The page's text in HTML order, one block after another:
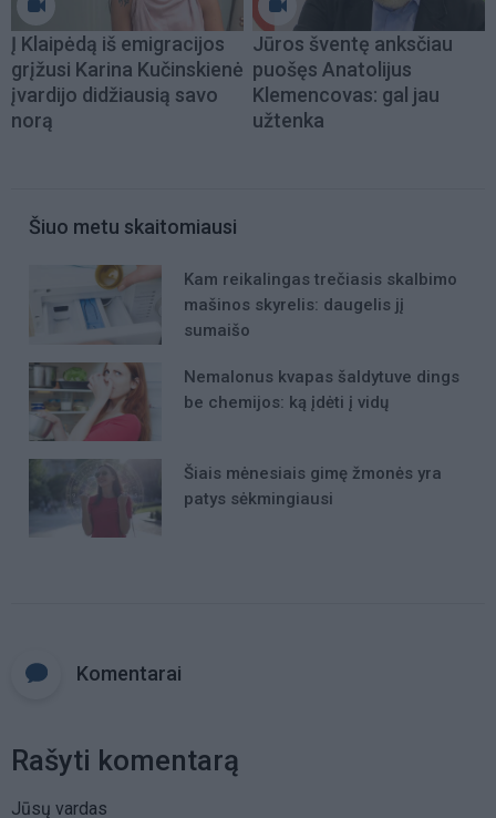
Į Klaipėdą iš emigracijos
grįžusi Karina Kučinskienė
įvardijo didžiausią savo
norą
Jūros šventę anksčiau
puošęs Anatolijus
Klemencovas: gal jau
užtenka
Šiuo metu skaitomiausi
Kam reikalingas trečiasis skalbimo
mašinos skyrelis: daugelis jį
sumaišo
Nemalonus kvapas šaldytuve dings
be chemijos: ką įdėti į vidų
Šiais mėnesiais gimę žmonės yra
patys sėkmingiausi
Komentarai
Rašyti komentarą
Jūsų vardas